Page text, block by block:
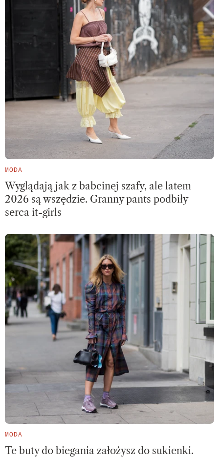
MODA
Wyglądają jak z babcinej szafy, ale latem
2026 są wszędzie. Granny pants podbiły
serca it-girls
MODA
Te buty do biegania założysz do sukienki.